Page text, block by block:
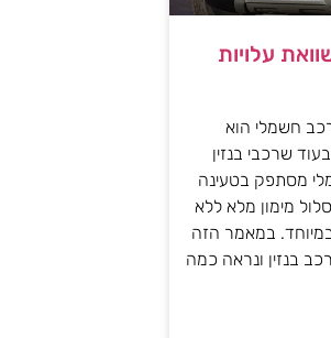
עלויות
חשמלי הוא
שרכבי בנזין
מסתפק בטעינה
מימון מלא ללא
במאמר הזה
בנזין ונראה כמה